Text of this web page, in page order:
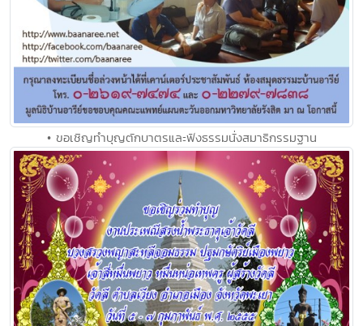
• ขอเชิญทำบุญตักบาตรและฟังธรรมนั่งสมาธิกรรมฐาน